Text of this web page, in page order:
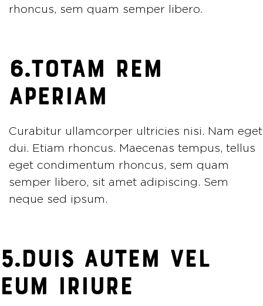
rhoncus, sem quam semper libero.
6.TOTAM REM
APERIAM
Curabitur ullamcorper ultricies nisi. Nam eget
dui. Etiam rhoncus. Maecenas tempus, tellus
eget condimentum rhoncus, sem quam
semper libero, sit amet adipiscing. Sem
neque sed ipsum.
5.DUIS AUTEM VEL
EUM IRIURE